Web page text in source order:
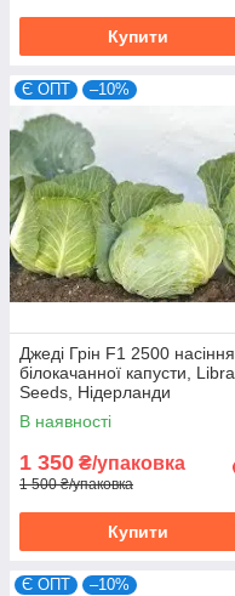
Купити
Є ОПТ –10%
Джеді Грін F1 2500 насіння
білокачанної капусти, Libra
Seeds, Нідерланди
В наявності
1 350 ₴/упаковка
1 500 ₴/упаковка
Купити
Є ОПТ –10%